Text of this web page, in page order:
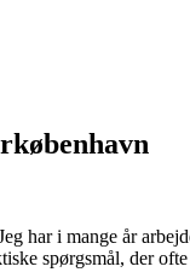
har i mange år
spørgsmål, der